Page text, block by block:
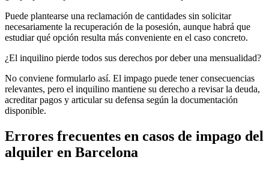
Puede plantearse una reclamación de cantidades sin solicitar
necesariamente la recuperación de la posesión, aunque habrá que
estudiar qué opción resulta más conveniente en el caso concreto.
¿El inquilino pierde todos sus derechos por deber una mensualidad?
No conviene formularlo así. El impago puede tener consecuencias
relevantes, pero el inquilino mantiene su derecho a revisar la deuda,
acreditar pagos y articular su defensa según la documentación
disponible.
Errores frecuentes en casos de impago del
alquiler en Barcelona